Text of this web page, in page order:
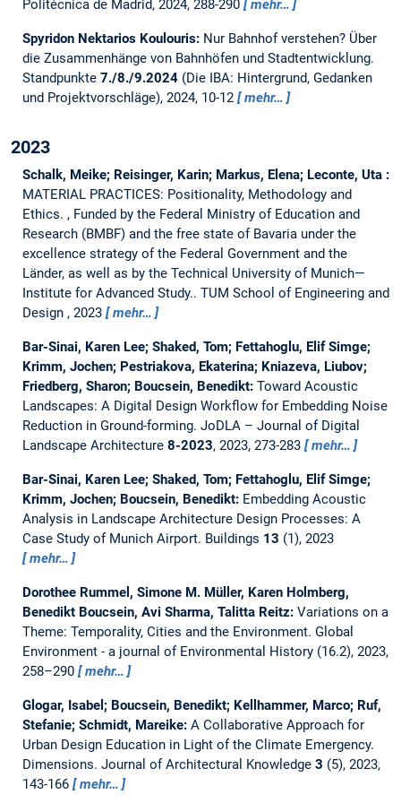
Politécnica de Madrid, 2024, 288-290 mehr…
Spyridon Nektarios Koulouris: Nur Bahnhof verstehen? Über
die Zusammenhänge von Bahnhöfen und Stadtentwicklung.
Standpunkte 7./8./9.2024(Die IBA: Hintergrund, Gedanken
und Projektvorschläge), 2024, 10-12
mehr…
2023
Schalk, Meike; Reisinger, Karin; Markus, Elena; Leconte, Uta :
MATERIAL PRACTICES: Positionality, Methodology and
Ethics. , Funded by the Federal Ministry of Education and
Research (BMBF) and the free state of Bavaria under the
excellence strategy of the Federal Government and the
Länder, as well as by the Technical University of Munich—
Institute for Advanced Study.. TUM School of Engineering and
Design , 2023
mehr…
Bar-Sinai, Karen Lee; Shaked, Tom; Fettahoglu, Elif Simge;
Krimm, Jochen; Pestriakova, Ekaterina; Kniazeva, Liubov;
Friedberg, Sharon; Boucsein, Benedikt: Toward Acoustic
Landscapes: A Digital Design Workflow for Embedding Noise
Reduction in Ground-forming. JoDLA – Journal of Digital
Landscape Architecture 8-2023, 2023, 273-283 mehr…
Bar-Sinai, Karen Lee; Shaked, Tom; Fettahoglu, Elif Simge;
Krimm, Jochen; Boucsein, Benedikt: Embedding Acoustic
Analysis in Landscape Architecture Design Processes: A
Case Study of Munich Airport. Buildings 13 (1), 2023
mehr…
Dorothee Rummel, Simone M. Müller, Karen Holmberg,
Benedikt Boucsein, Avi Sharma, Talitta Reitz: Variations on a
Theme: Temporality, Cities and the Environment. Global
Environment - a journal of Environmental History (16.2), 2023,
258–290
mehr…
Glogar, Isabel; Boucsein, Benedikt; Kellhammer, Marco; Ruf,
Stefanie; Schmidt, Mareike: A Collaborative Approach for
Urban Design Education in Light of the Climate Emergency.
Dimensions. Journal of Architectural Knowledge 3 (5), 2023,
143-166
mehr…